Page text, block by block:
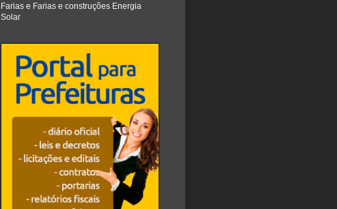
Farias e Farias e construções Energia
Solar